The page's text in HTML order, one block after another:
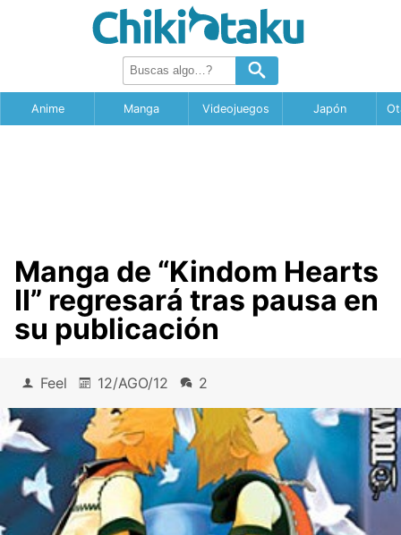
Anime Manga Videojuegos Japón
Manga de “Kindom Hearts
II” regresará tras pausa en
su publicación
Feel 12/AGO/12 2